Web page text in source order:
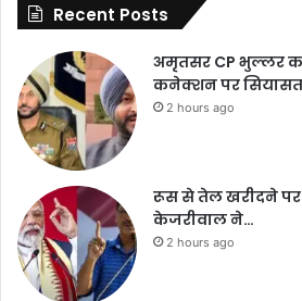
Recent Posts
अमृतसर CP भुल्लर
कनेक्शन पर
2 hours ago
रूस से तेल खरीदने पर
केजरीवाल ने…
2 hours ago